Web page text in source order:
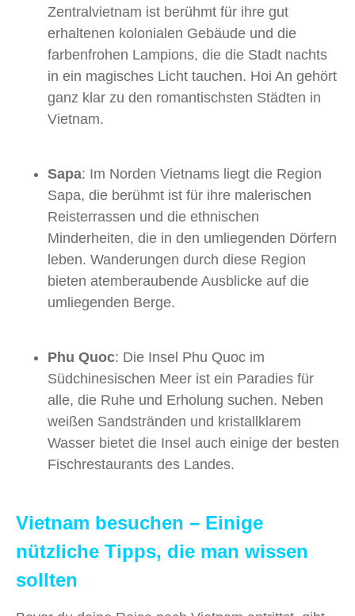
Zentralvietnam ist berühmt für ihre gut
erhaltenen kolonialen Gebäude und die
farbenfrohen Lampions, die die Stadt nachts
in ein magisches Licht tauchen. Hoi An gehört
ganz klar zu den romantischsten Städten in
Vietnam.
Sapa: Im Norden Vietnams liegt die Region
Sapa, die berühmt ist für ihre malerischen
Reisterrassen und die ethnischen
Minderheiten, die in den umliegenden Dörfern
leben. Wanderungen durch diese Region
bieten atemberaubende Ausblicke auf die
umliegenden Berge.
Phu Quoc: Die Insel Phu Quoc im
Südchinesischen Meer ist ein Paradies für
alle, die Ruhe und Erholung suchen. Neben
weißen Sandstränden und kristallklarem
Wasser bietet die Insel auch einige der besten
Fischrestaurants des Landes.
Vietnam besuchen – Einige
nützliche Tipps, die man wissen
sollten